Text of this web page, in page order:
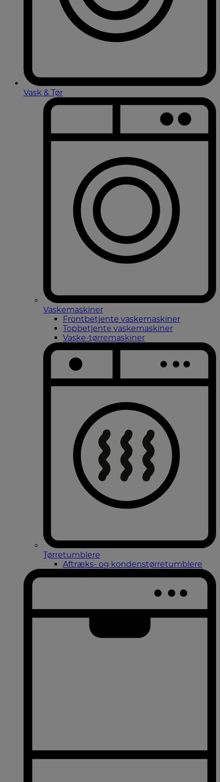
Vask & Tør
Vaskemaskiner
Frontbetjente vaskemaskiner
Topbetjente vaskemaskiner
Vaske-tørremaskiner
Tørretumblere
Aftræks- og kondenstørretumblere